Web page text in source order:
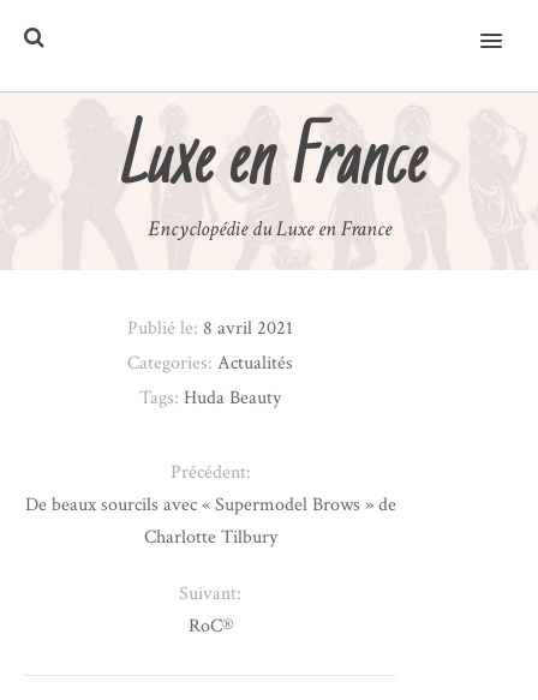
MENU
Luxe en France
Encyclopédie du Luxe en France
Publié le: 8 avril 2021
Categories:Actualités
Tags:Huda Beauty
Précédent:
De beaux sourcils avec « Supermodel Brows » de
Charlotte Tilbury
Suivant:
RoC®